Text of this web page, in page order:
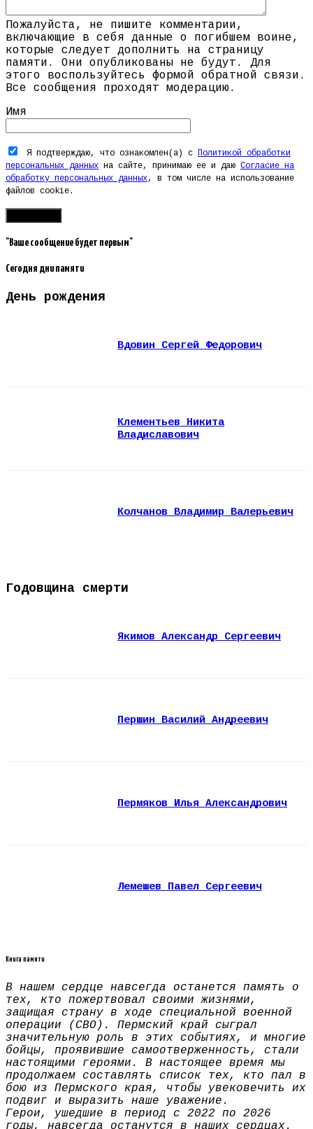
Пожалуйста, не пишите комментарии,
включающие в себя данные о погибшем воине,
которые следует дополнить на страницу
памяти. Они опубликованы не будут. Для
этого воспользуйтесь формой обратной связи.
Все сообщения проходят модерацию.
Имя
Я подтверждаю, что ознакомлен(а) с
Политикой обработки
персональных данных на сайте, принимаю ее и даю Согласие на
обработку персональных данных, в том числе на использование
файлов cookie.
"Ваше сообщение будет первым"
Сегодня дни памяти
День рождения
Вдовин Сергей Федорович
Клементьев Никита
Владиславович
Колчанов Владимир Валерьевич
Годовщина смерти
Якимов Александр Сергеевич
Першин Василий Андреевич
Пермяков Илья Александрович
Лемешев Павел Сергеевич
Книга памяти
В нашем сердце навсегда останется память о
тех, кто пожертвовал своими жизнями,
защищая страну в ходе специальной военной
операции (СВО). Пермский край сыграл
значительную роль в этих событиях, и многие
бойцы, проявившие самоотверженность, стали
настоящими героями. В настоящее время мы
продолжаем составлять список тех, кто пал в
бою из Пермского края, чтобы увековечить их
подвиг и выразить наше уважение.
Герои, ушедшие в период с 2022 по 2026
годы, навсегда останутся в наших сердцах.